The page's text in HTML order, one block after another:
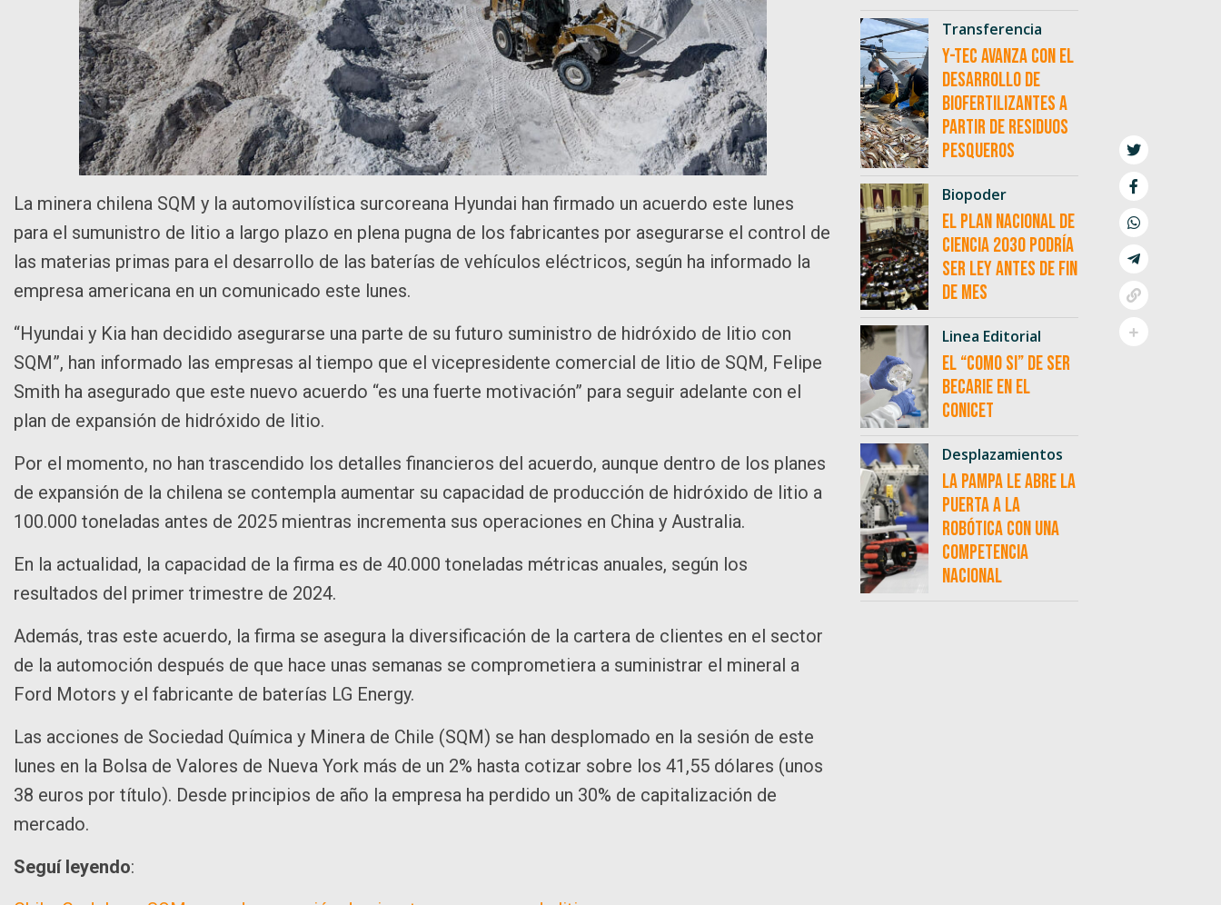
La minera chilena SQM y la automovilística surcoreana Hyundai han firmado un acuerdo este lunes
para el sumunistro de litio a largo plazo en plena pugna de los fabricantes por asegurarse el control de
las materias primas para el desarrollo de las baterías de vehículos eléctricos, según ha informado la
empresa americana en un comunicado este lunes.
“Hyundai y Kia han decidido asegurarse una parte de su futuro suministro de hidróxido de litio con
SQM”, han informado las empresas al tiempo que el vicepresidente comercial de litio de SQM, Felipe
Smith ha asegurado que este nuevo acuerdo “es una fuerte motivación” para seguir adelante con el
plan de expansión de hidróxido de litio.
Por el momento, no han trascendido los detalles financieros del acuerdo, aunque dentro de los planes
de expansión de la chilena se contempla aumentar su capacidad de producción de hidróxido de litio a
100.000 toneladas antes de 2025 mientras incrementa sus operaciones en China y Australia.
En la actualidad, la capacidad de la firma es de 40.000 toneladas métricas anuales, según los
resultados del primer trimestre de 2024.
Además, tras este acuerdo, la firma se asegura la diversificación de la cartera de clientes en el sector
de la automoción después de que hace unas semanas se comprometiera a suministrar el mineral a
Ford Motors y el fabricante de baterías LG Energy.
Las acciones de Sociedad Química y Minera de Chile (SQM) se han desplomado en la sesión de este
lunes en la Bolsa de Valores de Nueva York más de un 2% hasta cotizar sobre los 41,55 dólares (unos
38 euros por título). Desde principios de año la empresa ha perdido un 30% de capitalización de
mercado.
Seguí leyendo:
Transferencia
Y-TEC avanza con el
desarrollo de
biofertilizantes a
partir de residuos
pesqueros
Biopoder
El Plan Nacional de
Ciencia 2030 podría
ser ley antes de fin
de mes
Linea Editorial
El “como si” de ser
becarie en el
CONICET
Desplazamientos
La Pampa le abre la
puerta a la
robótica con una
competencia
nacional